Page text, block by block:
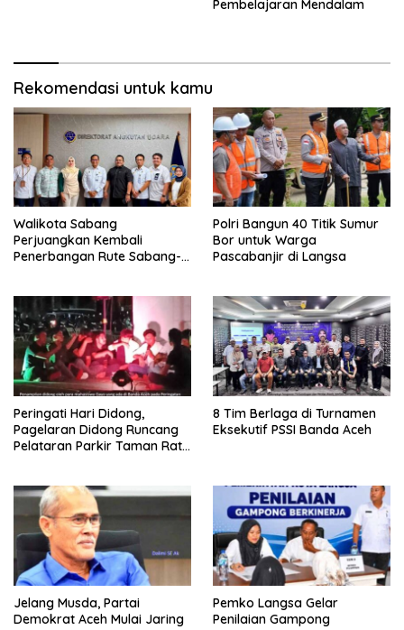
Pembelajaran Mendalam
Rekomendasi untuk kamu
Walikota Sabang
Perjuangkan Kembali
Penerbangan Rute Sabang-
Polri Bangun 40 Titik Sumur
Bor untuk Warga
Pascabanjir di Langsa
Peringati Hari Didong,
Pagelaran Didong Runcang
Pelataran Parkir Taman Ratu
8 Tim Berlaga di Turnamen
Eksekutif PSSI Banda Aceh
Jelang Musda, Partai
Demokrat Aceh Mulai Jaring
Pemko Langsa Gelar
Penilaian Gampong